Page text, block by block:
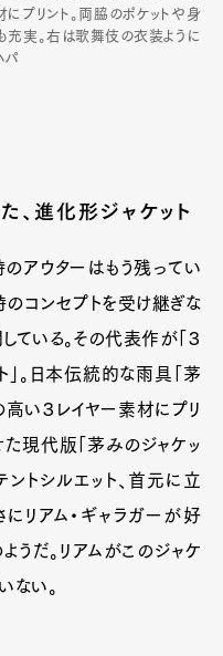
プリント。両脇のポケットや身
充実。右は歌舞伎の衣装ように
パ
、進化形ジャケット
アウターはもう残ってい
のコンセプトを受け継ぎな
ている。その代表作が「３
」。日本伝統的な雨具「茅
い３レイヤー素材にプリ
た現代版「茅みのジャケッ
ントシルエット、首元に立
リアム・ギャラガーが好
うだ。リアムがこのジャケ
ない。